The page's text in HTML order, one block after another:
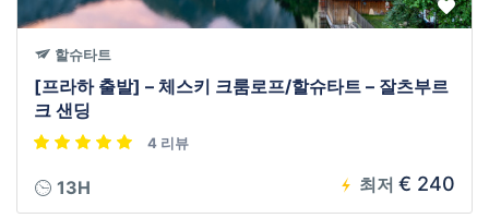
할슈타트
[프라하 출발] – 체스키 크룸로프/할슈타트 – 잘츠부르
크 샌딩
4 리뷰
13H 최저 € 240